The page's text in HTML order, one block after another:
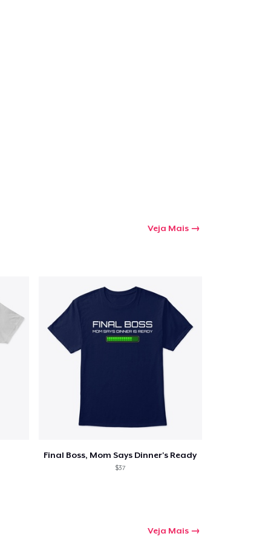
Veja Mais
Final Boss, Mom Says Dinner's Ready
$37
Veja Mais